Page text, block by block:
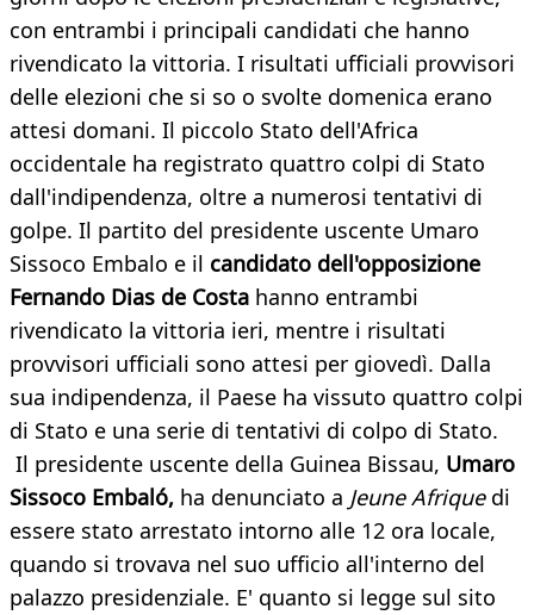
con entrambi i principali candidati che hanno
rivendicato la vittoria. I risultati ufficiali provvisori
delle elezioni che si so o svolte domenica erano
attesi domani. Il piccolo Stato dell'Africa
occidentale ha registrato quattro colpi di Stato
dall'indipendenza, oltre a numerosi tentativi di
golpe. Il partito del presidente uscente Umaro
Sissoco Embalo e il candidato dell'opposizione
Fernando Dias de Costa hanno entrambi
rivendicato la vittoria ieri, mentre i risultati
provvisori ufficiali sono attesi per giovedì. Dalla
sua indipendenza, il Paese ha vissuto quattro colpi
di Stato e una serie di tentativi di colpo di Stato.
Il presidente uscente della Guinea Bissau, Umaro
Sissoco Embaló, ha denunciato a Jeune Afriquedi
essere stato arrestato intorno alle 12 ora locale,
quando si trovava nel suo ufficio all'interno del
palazzo presidenziale. E' quanto si legge sul sito